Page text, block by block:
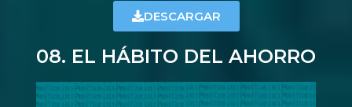
DESCARGAR
08. EL HÁBITO DEL AHORRO